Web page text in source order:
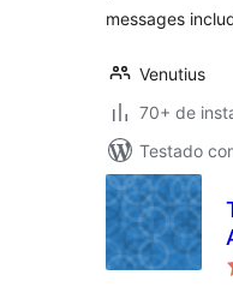
messages
Venutius
70+ de
Testado